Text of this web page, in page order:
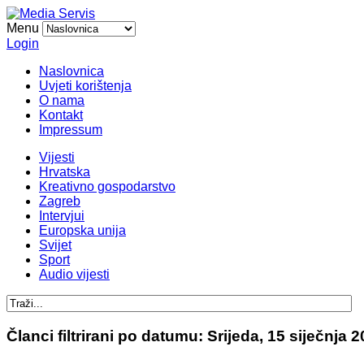
Menu
Login
Naslovnica
Uvjeti korištenja
O nama
Kontakt
Impressum
Vijesti
Hrvatska
Kreativno gospodarstvo
Zagreb
Intervjui
Europska unija
Svijet
Sport
Audio vijesti
Članci filtrirani po datumu: Srijeda, 15 siječnja